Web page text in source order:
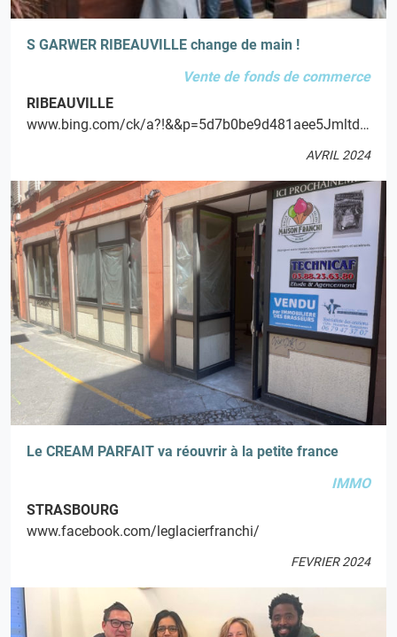
S GARWER RIBEAUVILLE change de main !
Vente de fonds de commerce
RIBEAUVILLE
www.bing.com/ck/a?!&&p=5d7b0be9d481aee5JmltdHM9MTcxMzkxNjgwMCZpZ3VpZD0yZjdhOGEzZS0zYWI5LTY3ZTItMWUxZi05ZTIzM2JjYzY2MDkmaW5zaWQ9NTYxMA&ptn=3&ver=2&hsh=3&fclid=2f7a8a3e-3ab9-67e2-1e1f-9e233bcc6609&u=a1aHR0cHM6Ly93d3cuYmluZy5jb20vYWxpbmsvbGluaz91cmw9aHR0cHMlM2ElMmYlMmZnYXJ3ZXItc3R1Yi1yaWJlYXV2aWxsZS5lYXRidS5jb20lMmYmc291cmNlPXNlcnAtbG9jYWwmaD05SW8lMmJPZjZ5TTZ5U1RoSGNBc3VwbWV3WUF4WTk2S0tGcWROJTJiWUFyZWZ4byUzZCZwPWx3X2xzdHB0JmlnPUJBODIyOTk5RDdFNjRFNjFBNTA5RThFRDdCQzVCQjI3JnlwaWQ9WU4yMDAweDE3MzQ3NDE3MTk1MDc0OTQyMDgx&ntb=1
AVRIL 2024
Le CREAM PARFAIT va réouvrir à la petite france
IMMO
STRASBOURG
www.facebook.com/leglacierfranchi/
FEVRIER 2024